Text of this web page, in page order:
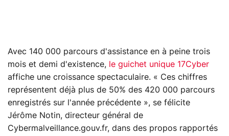
Avec 140 000 parcours d'assistance en à peine trois
mois et demi d'existence, le guichet unique 17Cyber
affiche une croissance spectaculaire. « Ces chiffres
représentent déjà plus de 50% des 420 000 parcours
enregistrés sur l'année précédente », se félicite
Jérôme Notin, directeur général de
Cybermalveillance.gouv.fr, dans des propos rapportés